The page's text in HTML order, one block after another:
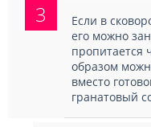
3
Если в
его можно
пропитается
образом
вместо
гранатовый